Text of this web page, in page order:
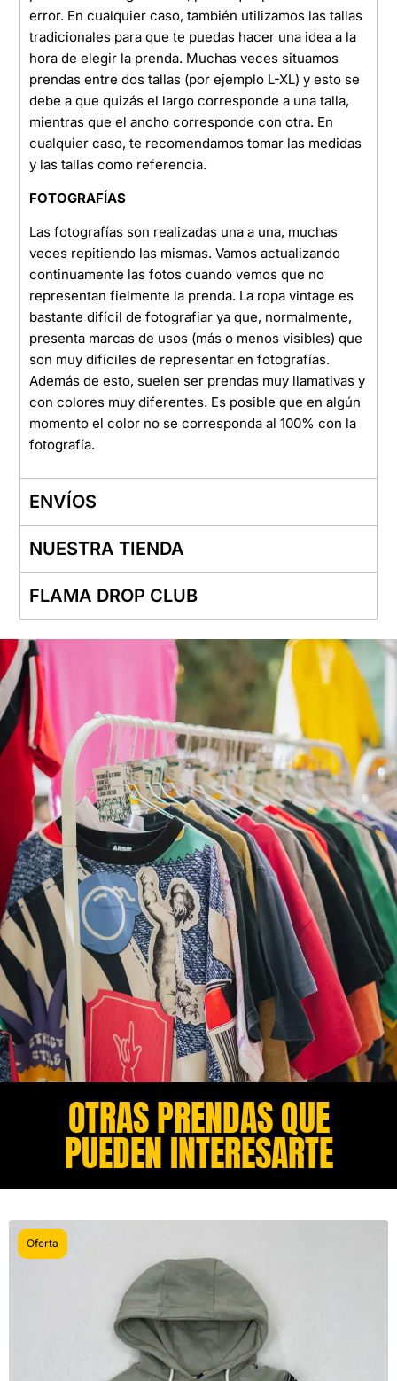
error. En cualquier caso, también utilizamos las tallas
tradicionales para que te puedas hacer una idea a la
hora de elegir la prenda. Muchas veces situamos
prendas entre dos tallas (por ejemplo L-XL) y esto se
debe a que quizás el largo corresponde a una talla,
mientras que el ancho corresponde con otra. En
cualquier caso, te recomendamos tomar las medidas
y las tallas como referencia.
FOTOGRAFÍAS
Las fotografías son realizadas una a una, muchas
veces repitiendo las mismas. Vamos actualizando
continuamente las fotos cuando vemos que no
representan fielmente la prenda. La ropa vintage es
bastante difícil de fotografiar ya que, normalmente,
presenta marcas de usos (más o menos visibles) que
son muy difíciles de representar en fotografías.
Además de esto, suelen ser prendas muy llamativas y
con colores muy diferentes. Es posible que en algún
momento el color no se corresponda al 100% con la
fotografía.
ENVÍOS
NUESTRA TIENDA
FLAMA DROP CLUB
OTRAS PRENDAS QUE
PUEDEN INTERESARTE​
Oferta